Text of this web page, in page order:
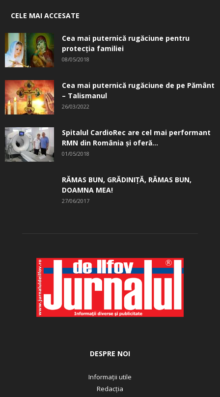
CELE MAI ACCESATE
Cea mai puternică rugăciune pentru
protecția familiei
08/05/2018
Cea mai puternică rugăciune de pe Pământ
– Talismanul
26/03/2022
Spitalul CardioRec are cel mai performant
RMN din România și oferă...
01/05/2018
RĂMAS BUN, GRĂDINIŢĂ, ­RĂMAS BUN,
DOAMNA MEA!
27/06/2017
DESPRE NOI
Informații utile
Redacția